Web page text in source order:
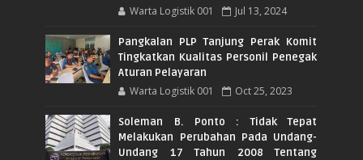
Warta Logistik 001 Jul 13, 2024
Pangkalan PLP Tanjung Perak Komit
Tingkatkan Kualitas Personil Penegak
Aturan Pelayaran
Warta Logistik 001 Oct 25, 2023
Soleman B. Ponto : Tidak Tepat
Melakukan Perubahan Pada Undang-
Undang 17 Tahun 2008 Tentang